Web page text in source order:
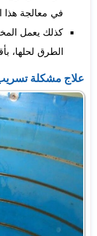
في معالجة هذا
كذلك يعمل
الطرق لحلها،
علاج مشكلة